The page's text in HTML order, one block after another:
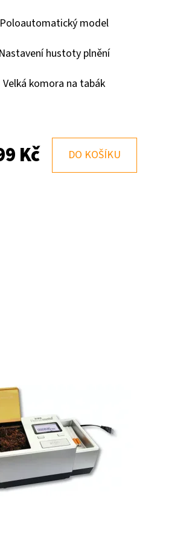
Poloautomatický model
Nastavení hustoty plnění
Velká komora na tabák
Kč DO KOŠÍKU